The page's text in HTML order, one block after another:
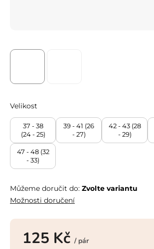
125 Kč / pár
Velikost
37 - 38
(24 - 25)
39 - 41 (26
- 27)
42 - 43 (28
- 29)
47 - 48 (32
- 33)
Můžeme doručit do: Zvolte variantu
Možnosti doručení